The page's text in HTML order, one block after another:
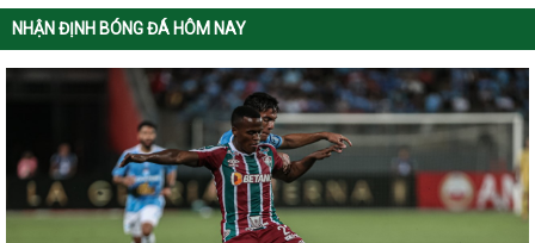
NHẬN ĐỊNH BÓNG ĐÁ HÔM NAY